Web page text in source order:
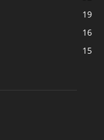
19
16
15